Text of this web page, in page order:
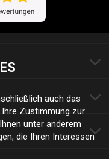
auch das
Zustimmung zur
unter anderem
die Ihren Interessen